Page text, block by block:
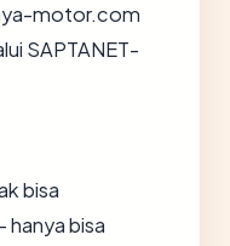
motor.com
SAPTANET-
bisa
bisa